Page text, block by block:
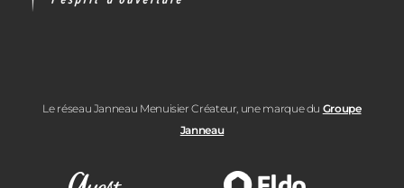
Le réseau Janneau Menuisier Créateur, une marque du Groupe
Janneau